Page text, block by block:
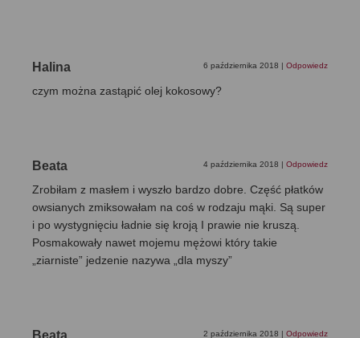
Halina 6 października 2018 | Odpowiedz
czym można zastąpić olej kokosowy?
Beata 4 października 2018 | Odpowiedz
Zrobiłam z masłem i wyszło bardzo dobre. Część płatków
owsianych zmiksowałam na coś w rodzaju mąki. Są super
i po wystygnięciu ładnie się kroją I prawie nie kruszą.
Posmakowały nawet mojemu mężowi który takie
„ziarniste” jedzenie nazywa „dla myszy”
2 października 2018 | Odpowiedz